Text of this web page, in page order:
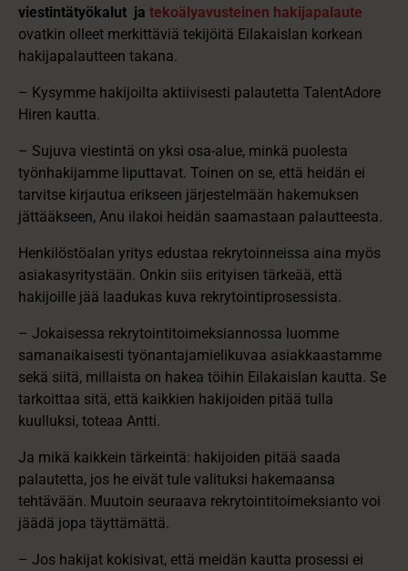
viestintätyökalut ja tekoälyavusteinen hakijapalaute
ovatkin olleet merkittäviä tekijöitä Eilakaislan korkean
hakijapalautteen takana.
– Kysymme hakijoilta aktiivisesti palautetta TalentAdore
Hiren kautta.
– Sujuva viestintä on yksi osa-alue, minkä puolesta
työnhakijamme liputtavat. Toinen on se, että heidän ei
tarvitse kirjautua erikseen järjestelmään hakemuksen
jättääkseen, Anu ilakoi heidän saamastaan palautteesta.
Henkilöstöalan yritys edustaa rekrytoinneissa aina myös
asiakasyritystään. Onkin siis erityisen tärkeää, että
hakijoille jää laadukas kuva rekrytointiprosessista.
– Jokaisessa rekrytointitoimeksiannossa luomme
samanaikaisesti työnantajamielikuvaa asiakkaastamme
sekä siitä, millaista on hakea töihin Eilakaislan kautta. Se
tarkoittaa sitä, että kaikkien hakijoiden pitää tulla
kuulluksi, toteaa Antti.
Ja mikä kaikkein tärkeintä: hakijoiden pitää saada
palautetta, jos he eivät tule valituksi hakemaansa
tehtävään. Muutoin seuraava rekrytointitoimeksianto voi
jäädä jopa täyttämättä.
– Jos hakijat kokisivat, että meidän kautta prosessi ei